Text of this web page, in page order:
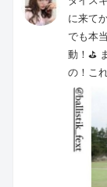
に来て
でも本
動！⛳️
の！こ